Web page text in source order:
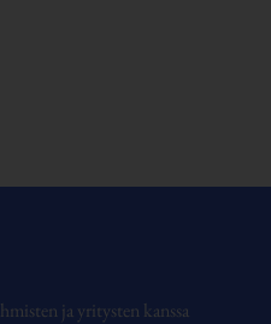
ja yritysten kanssa